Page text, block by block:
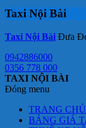
Taxi Nội Bài
Taxi Nội Bài Đưa
0942886000
0356 778 000
TAXI NỘI BÀI
Đóng menu
TRANG CHỦ
BẢNG GIÁ